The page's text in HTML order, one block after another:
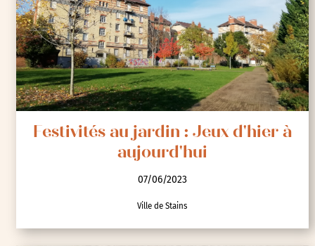
Festivités au jardin : Jeux d'hier à
aujourd'hui
07/06/2023
Ville de Stains